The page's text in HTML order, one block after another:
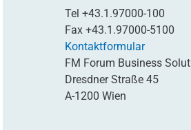
Tel +43.1.97000-100
Fax +43.1.97000-5100
Kontaktformular
FM Forum Business
Dresdner Straße 45
A-1200 Wien